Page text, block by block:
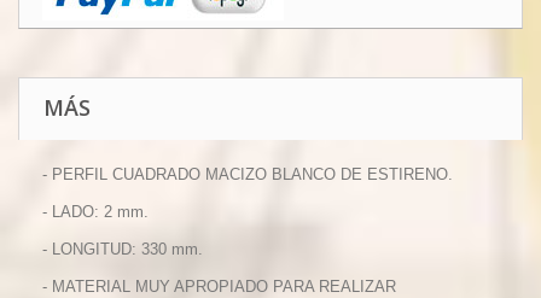
MÁS
- PERFIL CUADRADO MACIZO BLANCO DE ESTIRENO.
- LADO: 2 mm.
- LONGITUD: 330 mm.
- MATERIAL MUY APROPIADO PARA REALIZAR